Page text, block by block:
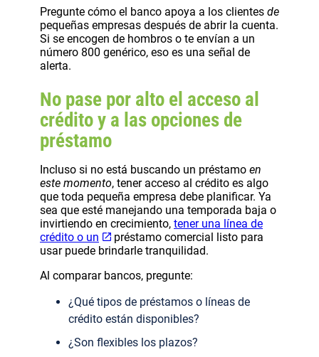
Pregunte cómo el banco apoya a los clientes de
pequeñas empresas después de abrir la cuenta.
Si se encogen de hombros o te envían a un
número 800 genérico, eso es una señal de
alerta.
No pase por alto el acceso al
crédito y a las opciones de
préstamo
Incluso si no está buscando un préstamo en
este momento, tener acceso al crédito es algo
que toda pequeña empresa debe planificar. Ya
sea que esté manejando una temporada baja o
invirtiendo en crecimiento, tener una línea de
crédito o un
préstamo comercial listo para
usar puede brindarle tranquilidad.
Al comparar bancos, pregunte:
¿Qué tipos de préstamos o líneas de
crédito están disponibles?
¿Son flexibles los plazos?